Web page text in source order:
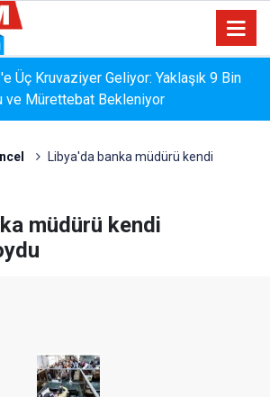
Üç Kruvaziyer Geliyor: Yaklaşık 9 Bin
ve Mürettebat Bekleniyor
Libya'da banka müdürü kendi
müdürü kendi